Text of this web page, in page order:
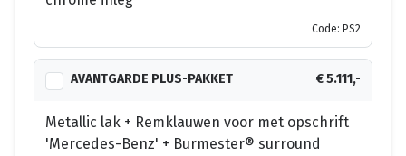
Code: PS2
AVANTGARDE PLUS-PAKKET € 5.111,-
Metallic lak + Remklauwen voor met opschrift
'Mercedes-Benz' + Burmester® surround